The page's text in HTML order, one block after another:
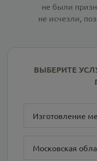
не были
не исчезли,
ВЫБЕРИТЕ
Изготовление
Московская